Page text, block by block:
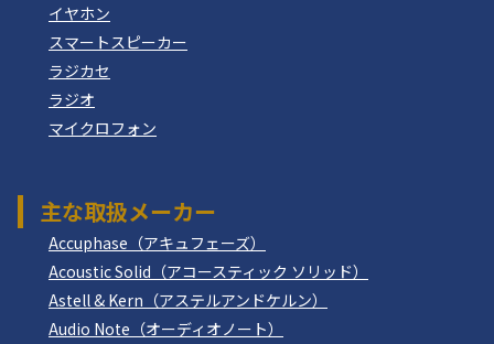
イヤホン
スマートスピーカー
ラジカセ
ラジオ
マイクロフォン
主な取扱メーカー
Accuphase（アキュフェーズ）
Acoustic Solid（アコースティック ソリッド）
Astell & Kern（アステルアンドケルン）
Audio Note（オーディオノート）